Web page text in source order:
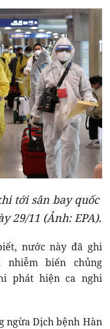
tới sân bay quốc
29/11 (Ảnh: EPA).
nước này đã ghi
biến chủng
phát hiện ca nghi
ngừa Dịch bệnh Hàn